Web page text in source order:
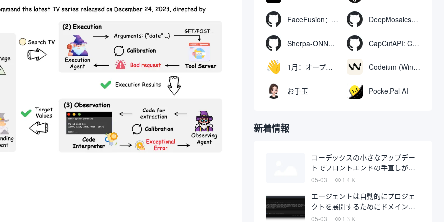
FaceFusion：ビデオ顔交換強化ツール｜音声同期ビデオ口の動き DeepMosaics：画像やビデオからモザイクを自動的に除去したり、モザイクを追加したりする。
Sherpa-ONNX: ONNXRuntimeによるオフライン音声認識と合成 CapCutAPI: CapCutビデオクリップの自動制御用オープンソースツール
1月：オープンソースのオフラインAIアシスタント、ChatGPTの代替、ローカルAIモデルの実行またはクラウドAIへの接続 Codeium (Windsurf Editor): 無料のAIコード補完＆チャットツール。
お手玉 PocketPal AI
新着情報
コーデックスの小さなアップデー
トでフロントエンドの手直しが半
分になるかもしれない
05-03 1.4 K
エージェントは自動的にプロジェ
クトを展開するためにドメイン名
を購入し、完全に自動化された開
05-03 1.3 K